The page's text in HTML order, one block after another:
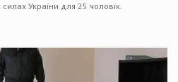
України для 25 чоловік.